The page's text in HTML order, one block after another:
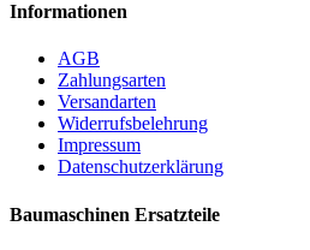
Informationen
AGB
Zahlungsarten
Versandarten
Widerrufsbelehrung
Impressum
Datenschutzerklärung
Baumaschinen Ersatzteile